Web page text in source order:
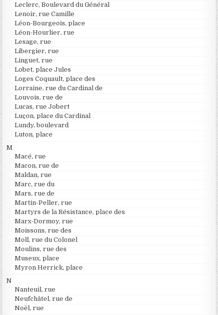
Leclerc, Boulevard du Général
Lenoir, rue Camille
Léon-Bourgeois, place
Léon-Hourlier, rue
Lesage, rue
Libergier, rue
Linguet, rue
Lobet, place Jules
Loges Coquault, place des
Lorraine, rue du Cardinal de
Louvois, rue de
Lucas, rue Jobert
Luçon, place du Cardinal
Lundy, boulevard
Luton, place
M
Macé, rue
Macon, rue de
Maldan, rue
Marc, rue du
Mars, rue de
Martin-Peller, rue
Martyrs de la Résistance, place des
Marx-Dormoy, rue
Moissons, rue des
Moll, rue du Colonel
Moulins, rue des
Museux, place
Myron Herrick, place
N
Nanteuil, rue
Neufchâtel, rue de
Noël, rue